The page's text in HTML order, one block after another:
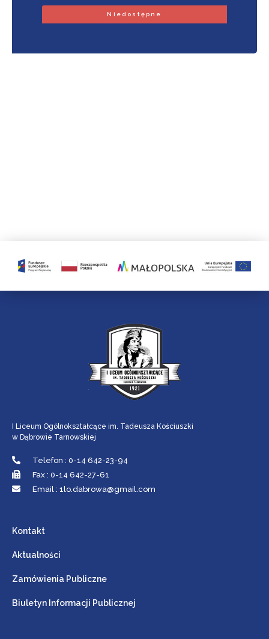
Niedostępne
I Liceum Ogólnokształcące im. Tadeusza Kościuszki
w Dąbrowie Tarnowskiej
Telefon : 0-14 642-23-94
Fax : 0-14 642-27-61
Email : 1lo.dabrowa@gmail.com
Kontakt
Aktualności
Zamówienia Publiczne
Biuletyn Informacji Publicznej